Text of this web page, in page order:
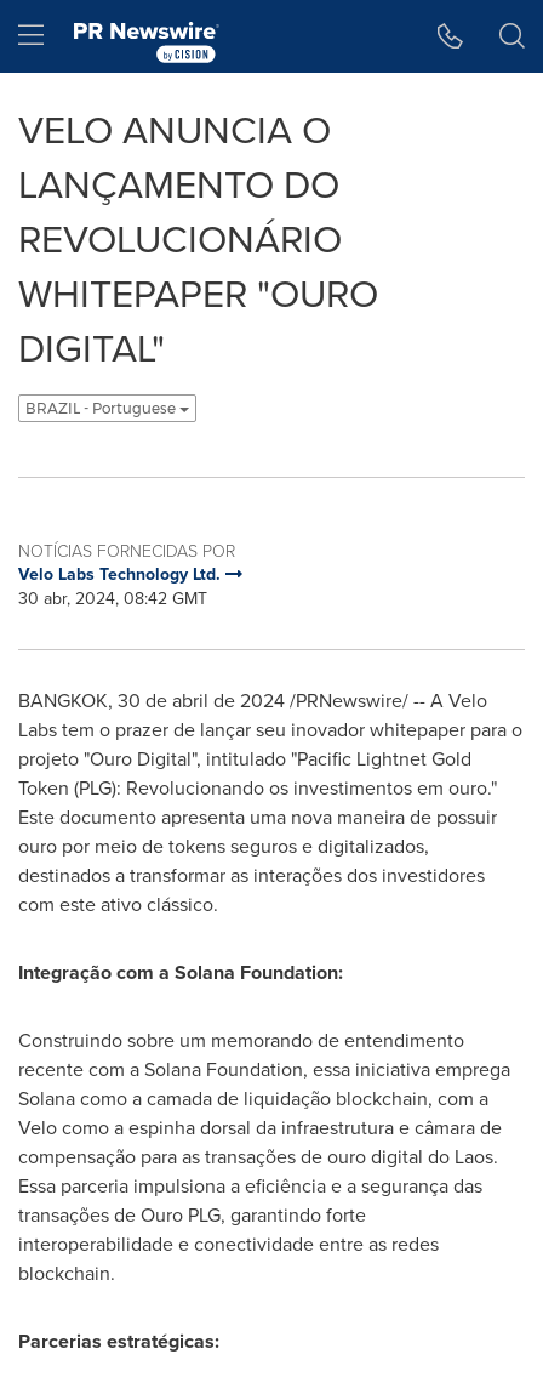
Hamburger menu
VELO ANUNCIA O
LANÇAMENTO DO
REVOLUCIONÁRIO
WHITEPAPER "OURO
DIGITAL"
BRAZIL - Portuguese
NOTÍCIAS FORNECIDAS POR
Velo Labs Technology Ltd.
30 abr, 2024, 08:42 GMT
BANGKOK, 30 de abril de 2024/PRNewswire/ -- AVelo
Labstem o prazer de lançar seu inovador whitepaper para o
projeto "Ouro Digital", intitulado "Pacific Lightnet Gold
Token (PLG): Revolucionando os investimentos em ouro."
Este documento apresenta uma nova maneira de possuir
ouro por meio de tokens seguros e digitalizados,
destinados a transformar as interações dos investidores
com este ativo clássico.
Integração com a Solana Foundation:
Construindo sobre um memorando de entendimento
recente com a Solana Foundation, essa iniciativa emprega
Solana como a camada de liquidação blockchain, com a
Velo como a espinha dorsal da infraestrutura e câmara de
compensação para as transações de ouro digital do Laos.
Essa parceria impulsiona a eficiência e a segurança das
transações de Ouro PLG, garantindo forte
interoperabilidade e conectividade entre as redes
blockchain.
Parcerias estratégicas: